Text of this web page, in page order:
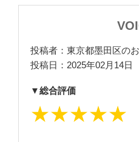
投稿者：東京都墨田区の
投稿日：2025年02月14日
▼総合評価
★★★★★